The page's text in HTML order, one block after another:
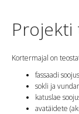
Kortermajal on
fassaadi
sokli ja
katuslae
avatäidete